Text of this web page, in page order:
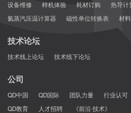
设备维修 样机体验 耗材订购 热导计
氦蒸汽压温计算器
磁性单位转换表 材
技术论坛
技术线上论坛 技术线下论坛
公司
QD中国 QD国际 团队力量 行业认可
QD教育
人才招聘 《前沿·技术》